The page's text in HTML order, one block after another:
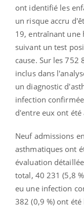
ont identifié les
un risque accru
19, entraînant une
suivant un test
cause. Sur les 752
inclus dans
un diagnostic
infection confirmée
d'entre eux ont
Neuf admissions
asthmatiques ont
évaluation
total, 40 231 (5,8
eu une infection
382 (0,9 %) ont